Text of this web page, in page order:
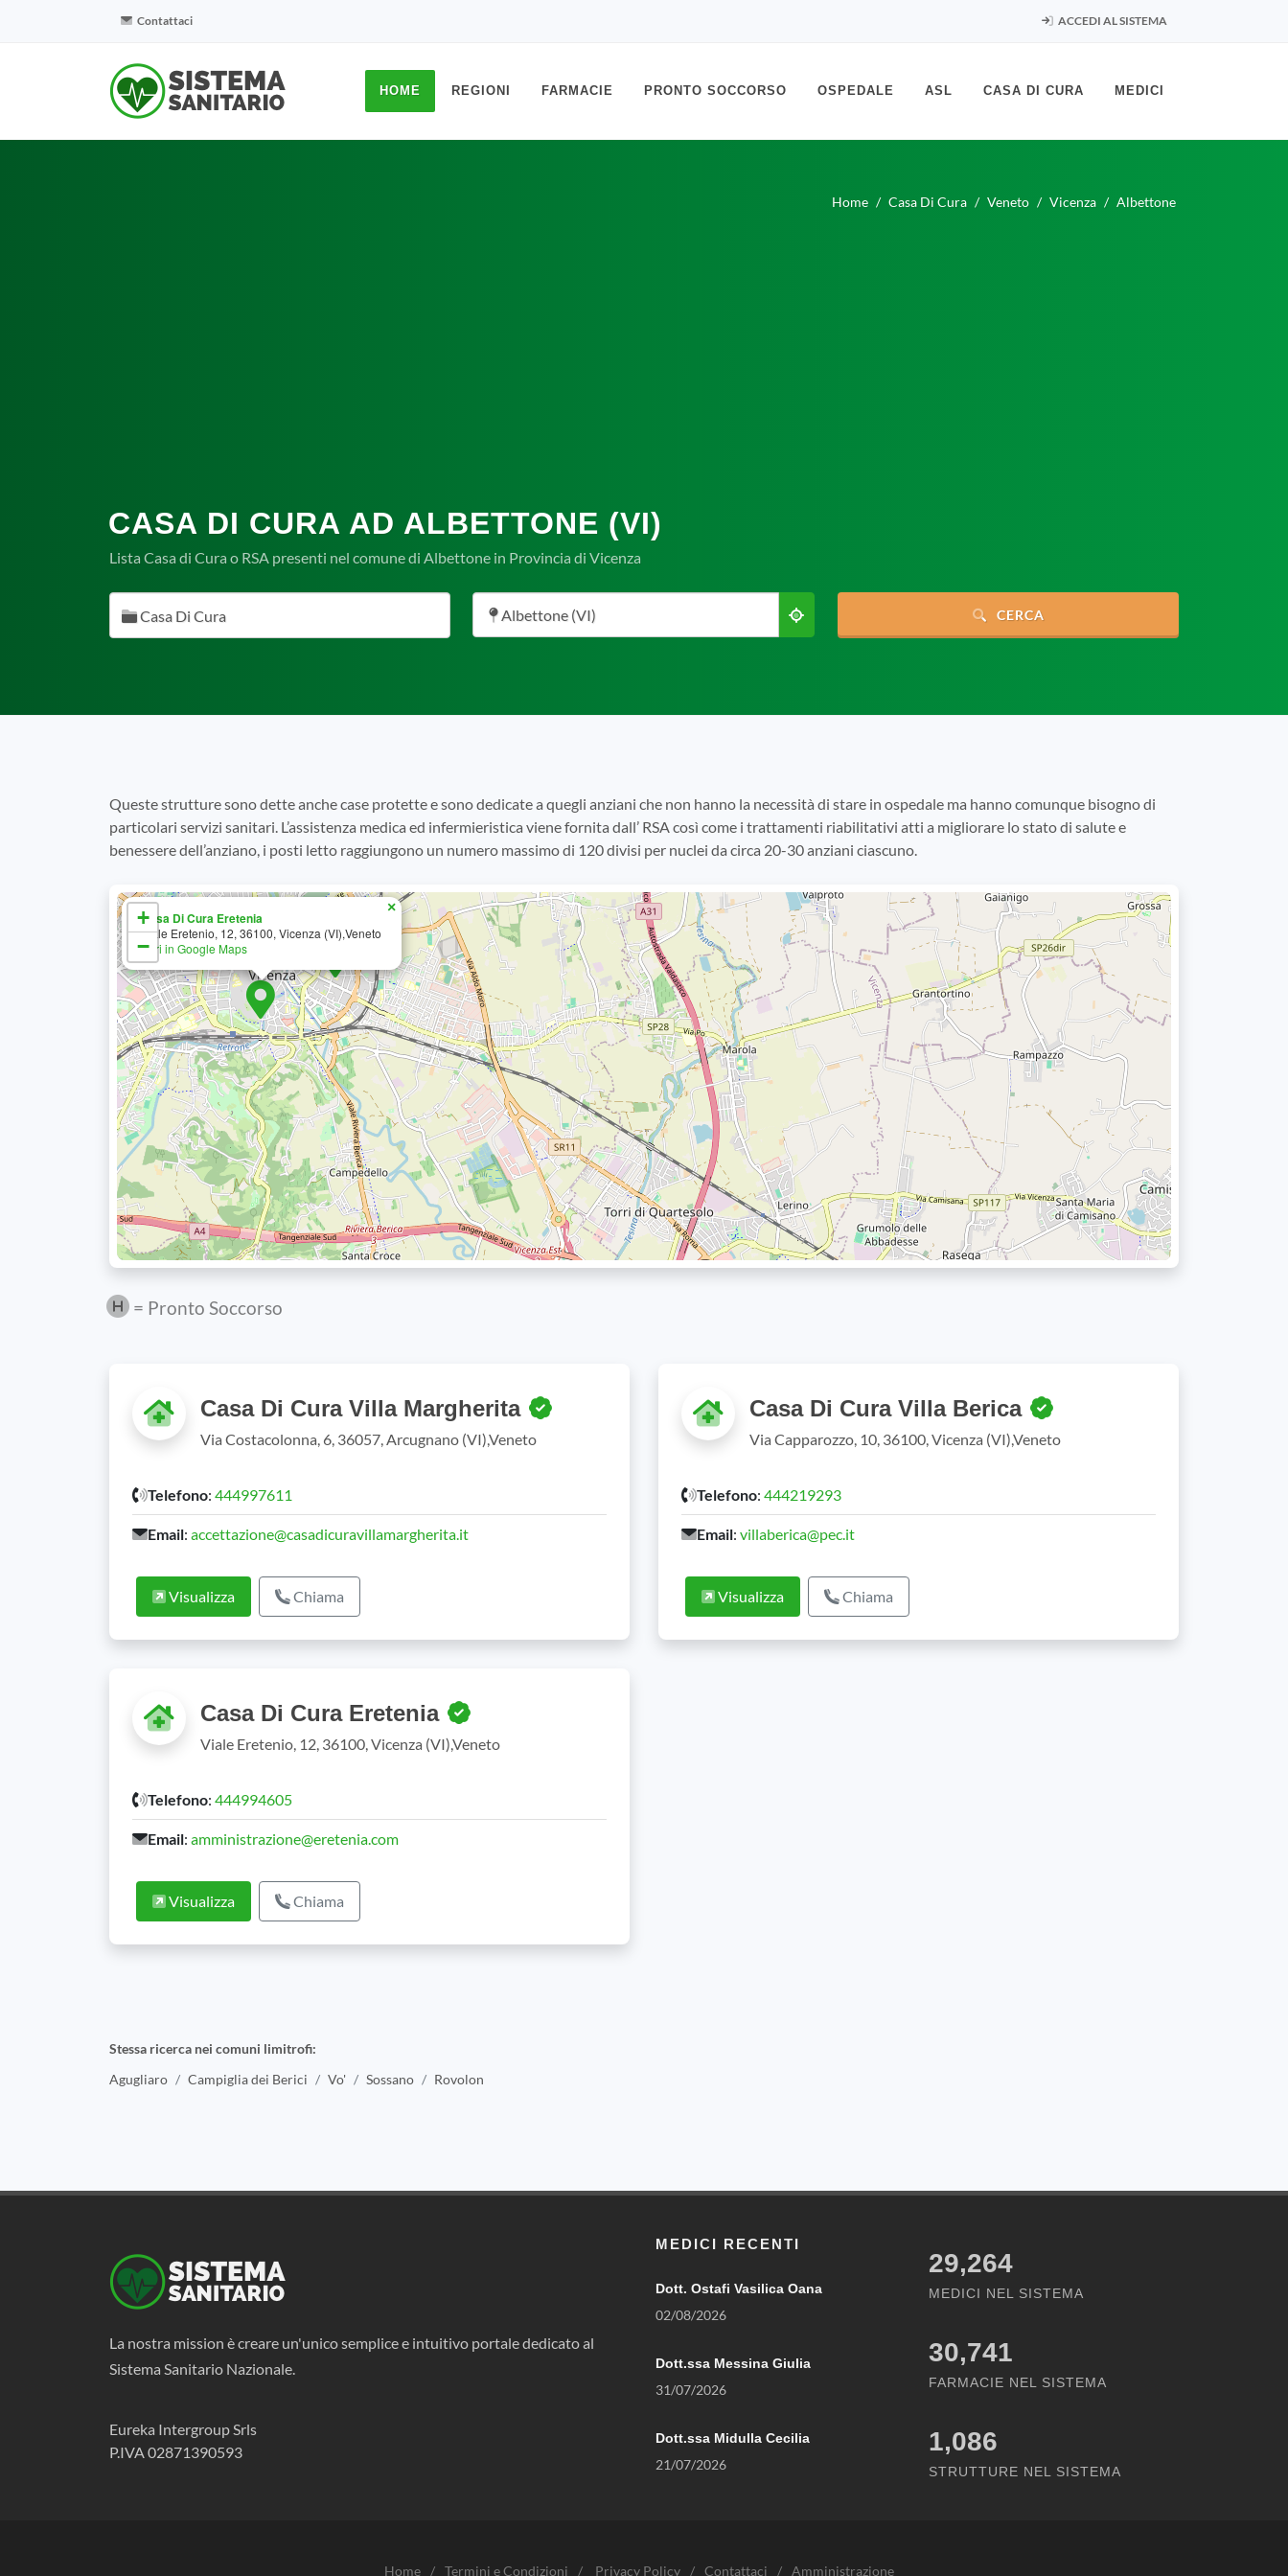
Contattaci ACCEDI AL SISTEMA
HOME REGIONI FARMACIE PRONTO SOCCORSO OSPEDALE ASL CASA DI CURA MEDICI
Home Casa Di Cura Veneto Vicenza Albettone
CASA DI CURA AD ALBETTONE (VI)
Lista Casa di Cura o RSA presenti nel comune di Albettone in Provincia di Vicenza
Casa Di Cura Albettone (VI) CERCA
Queste strutture sono dette anche case protette e sono dedicate a quegli anziani che non hanno la necessità di stare in ospedale ma hanno comunque bisogno di
particolari servizi sanitari. L’assistenza medica ed infermieristica viene fornita dall’ RSA così come i trattamenti riabilitativi atti a migliorare lo stato di salute e
benessere dell’anziano, i posti letto raggiungono un numero massimo di 120 divisi per nuclei da circa 20-30 anziani ciascuno.
Casa Di Cura Eretenia
Viale Eretenio, 12, 36100, Vicenza (VI),Veneto
Apri in Google Maps
×
+
−
= Pronto Soccorso
Casa Di Cura Villa Margherita
Via Costacolonna, 6, 36057, Arcugnano (VI),Veneto
Telefono: 444997611
Email: accettazione@casadicuravillamargherita.it
Visualizza Chiama
Casa Di Cura Villa Berica
Via Capparozzo, 10, 36100, Vicenza (VI),Veneto
Telefono: 444219293
Email: villaberica@pec.it
Visualizza Chiama
Casa Di Cura Eretenia
Viale Eretenio, 12, 36100, Vicenza (VI),Veneto
Telefono: 444994605
Email: amministrazione@eretenia.com
Visualizza Chiama
Stessa ricerca nei comuni limitrofi:
Agugliaro
Campiglia dei Berici Vo' Sossano Rovolon
La nostra mission è creare un'unico semplice e intuitivo portale dedicato al
Sistema Sanitario Nazionale.
Eureka Intergroup Srls
P.IVA 02871390593
MEDICI RECENTI
Dott. Ostafi Vasilica Oana
02/08/2026
Dott.ssa Messina Giulia
31/07/2026
Dott.ssa Midulla Cecilia
21/07/2026
29,264
MEDICI NEL SISTEMA
30,741
FARMACIE NEL SISTEMA
1,086
STRUTTURE NEL SISTEMA
Home / Termini e Condizioni / Privacy Policy / Contattaci / Amministrazione